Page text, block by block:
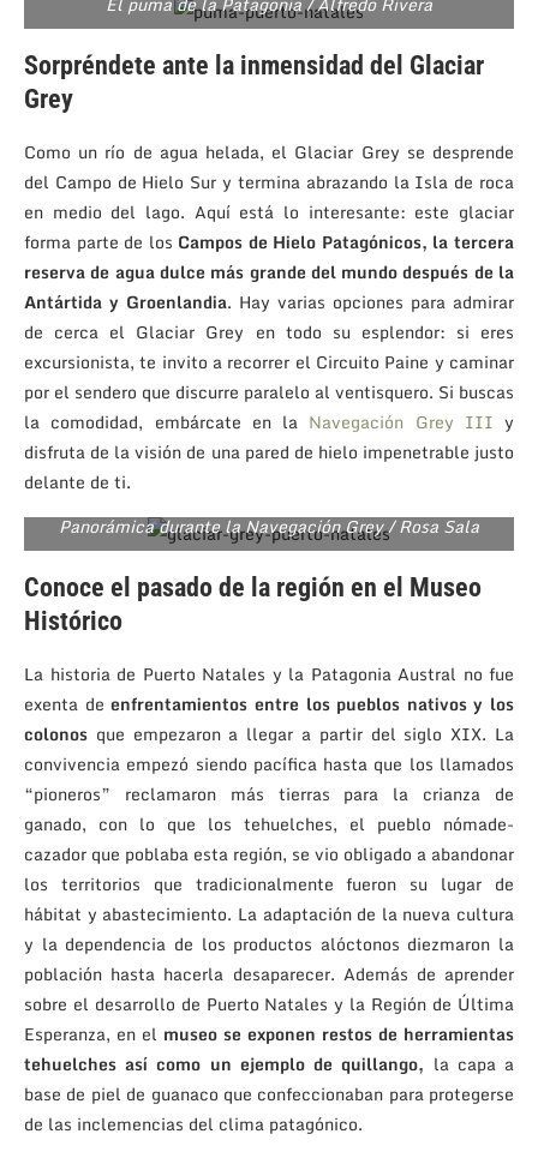
Sorpréndete ante la inmensidad del Glaciar
Grey
Como un río de agua helada, el Glaciar Grey se desprende
del Campo de Hielo Sur y termina abrazando la Isla de roca
en medio del lago. Aquí está lo interesante: este glaciar
forma parte de los Campos de Hielo Patagónicos, la tercera
reserva de agua dulce más grande del mundo después de la
Antártida y Groenlandia. Hay varias opciones para admirar
de cerca el Glaciar Grey en todo su esplendor: si eres
excursionista, te invito a recorrer el Circuito Paine y caminar
por el sendero que discurre paralelo al ventisquero. Si buscas
la comodidad, embárcate en la Navegación Grey III y
disfruta de la visión de una pared de hielo impenetrable justo
delante de ti.
Panorámica durante la Navegación Grey / Rosa Sala
Conoce el pasado de la región en el Museo
Histórico
La historia de Puerto Natales y la Patagonia Austral no fue
exenta deenfrentamientos entre los pueblos nativos y los
colonos que empezaron a llegar a partir del siglo XIX. La
convivencia empezó siendo pacífica hasta que los llamados
“pioneros” reclamaron más tierras para la crianza de
ganado, con lo que los tehuelches, el pueblo nómade-
cazador que poblaba esta región, se vio obligado a abandonar
los territorios que tradicionalmente fueron su lugar de
hábitat y abastecimiento. La adaptación de la nueva cultura
y la dependencia de los productos alóctonos diezmaron la
población hasta hacerla desaparecer. Además de aprender
sobre el desarrollo de Puerto Natales y la Región de Última
Esperanza, en el museo se exponen restos de herramientas
tehuelches así como un ejemplo de quillango, la capa a
base de piel de guanaco que confeccionaban para protegerse
de las inclemencias del clima patagónico.